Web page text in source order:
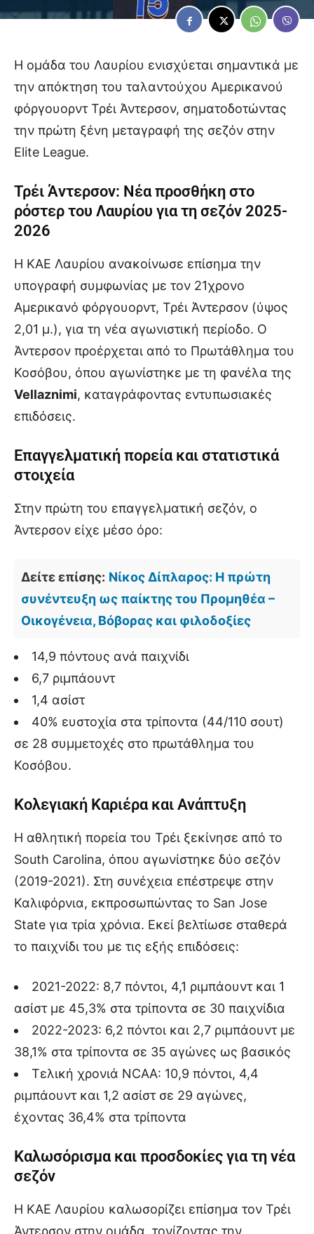
Η ομάδα του Λαυρίου ενισχύεται σημαντικά με
την απόκτηση του ταλαντούχου Αμερικανού
φόργουορντ Τρέι Άντερσον, σηματοδοτώντας
την πρώτη ξένη μεταγραφή της σεζόν στην
Elite League.
Τρέι Άντερσον: Νέα προσθήκη στο
ρόστερ του Λαυρίου για τη σεζόν 2025-
2026
Η ΚΑΕ Λαυρίου ανακοίνωσε επίσημα την
υπογραφή συμφωνίας με τον 21χρονο
Αμερικανό φόργουορντ, Τρέι Άντερσον (ύψος
2,01 μ.), για τη νέα αγωνιστική περίοδο. Ο
Άντερσον προέρχεται από το Πρωτάθλημα του
Κοσόβου, όπου αγωνίστηκε με τη φανέλα της
Vellaznimi, καταγράφοντας εντυπωσιακές
επιδόσεις.
Επαγγελματική πορεία και στατιστικά
στοιχεία
Στην πρώτη του επαγγελματική σεζόν, ο
Άντερσον είχε μέσο όρο:
Δείτε επίσης: Νίκος Δίπλαρος: Η πρώτη
συνέντευξη ως παίκτης του Προμηθέα –
Οικογένεια, Βόβορας και φιλοδοξίες
14,9 πόντους ανά παιχνίδι
6,7 ριμπάουντ
1,4 ασίστ
40% ευστοχία στα τρίποντα (44/110 σουτ)
σε 28 συμμετοχές στο πρωτάθλημα του
Κοσόβου.
Κολεγιακή Καριέρα και Ανάπτυξη
Η αθλητική πορεία του Τρέι ξεκίνησε από το
South Carolina, όπου αγωνίστηκε δύο σεζόν
(2019-2021). Στη συνέχεια επέστρεψε στην
Καλιφόρνια, εκπροσωπώντας το San Jose
State για τρία χρόνια. Εκεί βελτίωσε σταθερά
το παιχνίδι του με τις εξής επιδόσεις:
2021-2022: 8,7 πόντοι, 4,1 ριμπάουντ και 1
ασίστ με 45,3% στα τρίποντα σε 30 παιχνίδια
2022-2023: 6,2 πόντοι και 2,7 ριμπάουντ με
38,1% στα τρίποντα σε 35 αγώνες ως βασικός
Τελική χρονιά NCAA: 10,9 πόντοι, 4,4
ριμπάουντ και 1,2 ασίστ σε 29 αγώνες,
έχοντας 36,4% στα τρίποντα
Καλωσόρισμα και προσδοκίες για τη νέα
σεζόν
Η ΚΑΕ Λαυρίου καλωσορίζει επίσημα τον Τρέι
Άντερσον στην ομάδα, τονίζοντας την